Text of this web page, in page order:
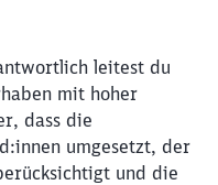
leitest du
mit hoher
dass die
umgesetzt, der
und die